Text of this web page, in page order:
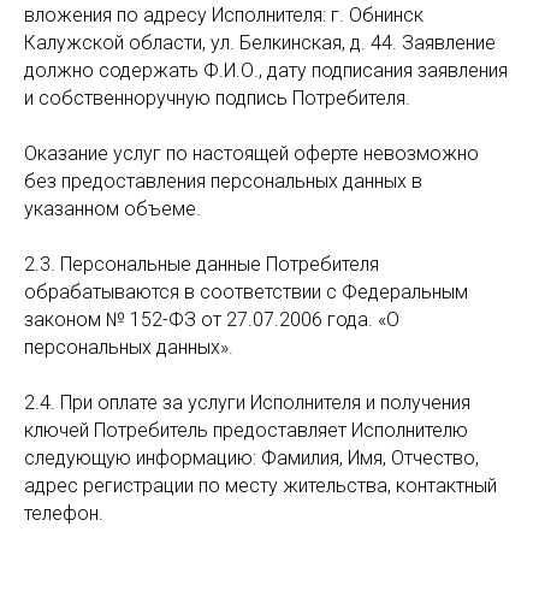
вложения по адресу Исполнителя: г. Обнинск
Калужской области, ул. Белкинская, д. 44. Заявление
должно содержать Ф.И.О., дату подписания заявления
и собственноручную подпись Потребителя.
Оказание услуг по настоящей оферте невозможно
без предоставления персональных данных в
указанном объеме.
2.3. Персональные данные Потребителя
обрабатываются в соответствии с Федеральным
законом № 152-ФЗ от 27.07.2006 года. «О
персональных данных».
2.4. При оплате за услуги Исполнителя и получения
ключей Потребитель предоставляет Исполнителю
следующую информацию: Фамилия, Имя, Отчество,
адрес регистрации по месту жительства, контактный
телефон.